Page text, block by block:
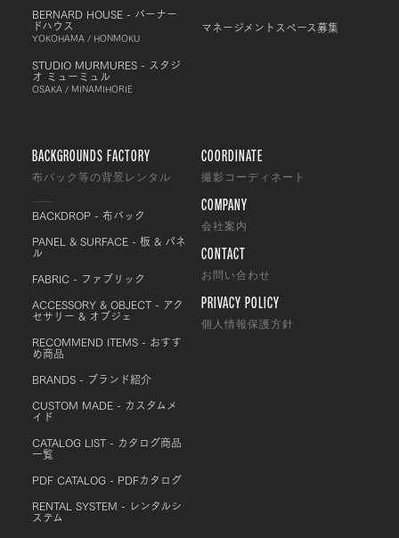
BERNARD HOUSE - バーナー
ドハウス
YOKOHAMA / HONMOKU
STUDIO MURMURES - スタジ
オ ミューミュル
OSAKA / MINAMIHORIE
マネージメントスペース募集
BACKGROUNDS FACTORY
布バック等の背景レンタル
BACKDROP - 布バック
PANEL & SURFACE - 板 & パネ
ル
FABRIC - ファブリック
ACCESSORY & OBJECT - アク
セサリー & オブジェ
RECOMMEND ITEMS - おすす
め商品
BRANDS - ブランド紹介
CUSTOM MADE - カスタムメ
イド
CATALOG LIST - カタログ商品
一覧
PDF CATALOG - PDFカタログ
RENTAL SYSTEM - レンタルシ
ステム
COORDINATE
撮影コーディネート
COMPANY
会社案内
CONTACT
お問い合わせ
PRIVACY POLICY
個人情報保護方針